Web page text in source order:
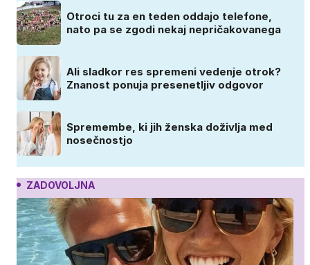
Otroci tu za en teden oddajo telefone,
nato pa se zgodi nekaj nepričakovanega
Ali sladkor res spremeni vedenje otrok?
Znanost ponuja presenetljiv odgovor
Spremembe, ki jih ženska doživlja med
nosečnostjo
ZADOVOLJNA